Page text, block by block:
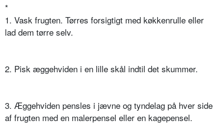
*
1. Vask frugten. Tørres forsigtigt med køkkenrulle eller
lad dem tørre selv.
2. Pisk æggehviden i en lille skål indtil det skummer.
3. Æggehviden pensles i jævne og tyndelag på hver side
af frugten med en malerpensel eller en kagepensel.